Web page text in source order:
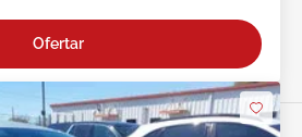
Ofertar